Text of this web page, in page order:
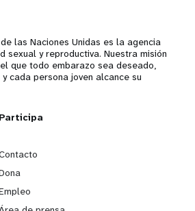
las Naciones Unidas es la agencia
sexual y reproductiva. Nuestra misión
que todo embarazo sea deseado,
cada persona joven alcance su
G
Participa